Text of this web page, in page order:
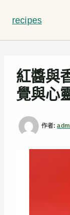
要
recipes
紅醬與
覺與心
作者: